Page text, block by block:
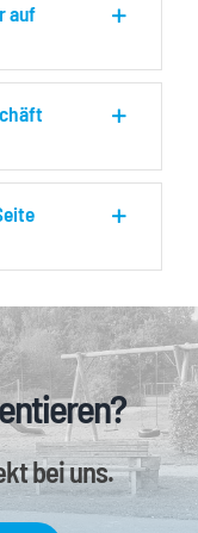
auf
bei uns.